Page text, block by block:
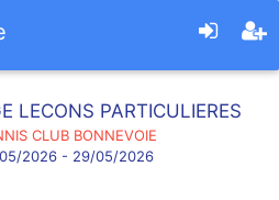
LECONS PARTICULIERES
CLUB BONNEVOIE
2026 - 29/05/2026